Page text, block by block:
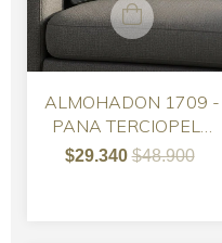
ALMOHADON 1709 -
PANA TERCIOPELO
PLATA CON CORDON
$29.340$48.900